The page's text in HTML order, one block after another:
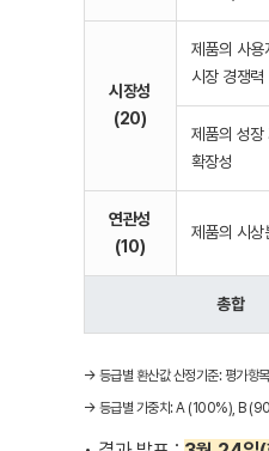
시장성
(20)
제품의 사용
시장 경쟁력
제품의 성장
확장성
연관성
(10)
제품의 시상
총합
→ 등급별 환산값 산정기준: 평가항
→ 등급별 가중치: A (100%), B